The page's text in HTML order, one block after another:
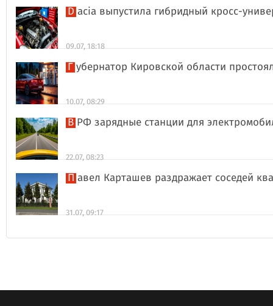
Dacia выпустила гибридный кросс-
09.07, 18:18
Губернатор Кировской области
10.07, 08:29
В РФ зарядные станции для
22.07, 08:23
Павел Карташев раздражает соседей
31.07, 09:17